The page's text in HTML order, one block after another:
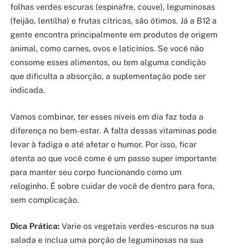
folhas verdes escuras (espinafre, couve), leguminosas
(feijão, lentilha) e frutas cítricas, são ótimos. Já a B12 a
gente encontra principalmente em produtos de origem
animal, como carnes, ovos e laticínios. Se você não
consome esses alimentos, ou tem alguma condição
que dificulta a absorção, a suplementação pode ser
indicada.
Vamos combinar, ter esses níveis em dia faz toda a
diferença no bem-estar. A falta dessas vitaminas pode
levar à fadiga e até afetar o humor. Por isso, ficar
atenta ao que você come é um passo super importante
para manter seu corpo funcionando como um
reloginho. É sobre cuidar de você de dentro para fora,
sem complicação.
Dica Prática: Varie os vegetais verdes-escuros na sua
salada e inclua uma porção de leguminosas na sua